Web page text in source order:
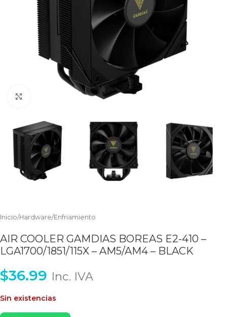
Clic para ampliar
Inicio/Hardware/Enfriamiento
AIR COOLER GAMDIAS BOREAS E2-410 –
LGA1700/1851/115X – AM5/AM4 – BLACK
$36.99 Inc. IVA
Sin existencias